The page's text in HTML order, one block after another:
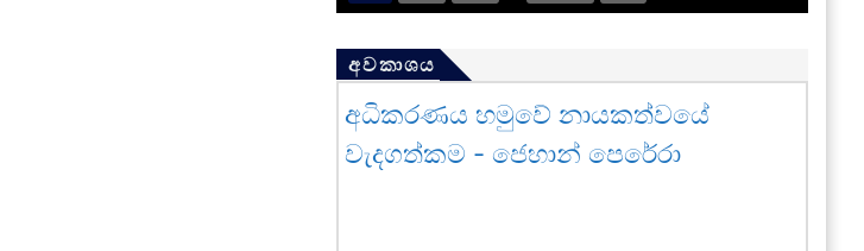
අවකාශය
අධිකරණය හමුවේ නායකත්වයේ
වැදගත්කම - ජෙහාන් පෙරේරා